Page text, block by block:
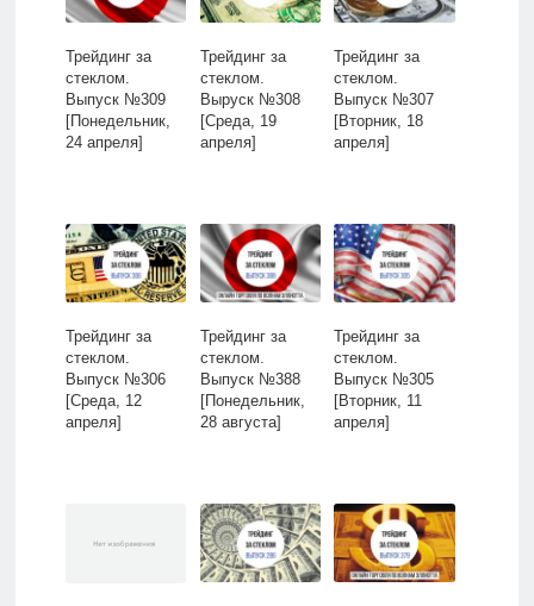
Трейдинг за
стеклом.
Выпуск №309
[Понедельник,
24 апреля]
Трейдинг за
стеклом.
Выруск №308
[Среда, 19
апреля]
Трейдинг за
стеклом.
Выпуск №307
[Вторник, 18
апреля]
Трейдинг за
стеклом.
Выпуск №306
[Среда, 12
апреля]
Трейдинг за
стеклом.
Выпуск №388
[Понедельник,
28 августа]
Трейдинг за
стеклом.
Выпуск №305
[Вторник, 11
апреля]